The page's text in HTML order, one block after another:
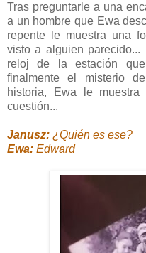
Tras preguntarle a una
a un hombre que Ewa
repente le muestra una
visto a alguien parecido...
reloj de la estación
finalmente el misterio
historia, Ewa le
cuestión...
Janusz: ¿Quién es ese?
Ewa: Edward